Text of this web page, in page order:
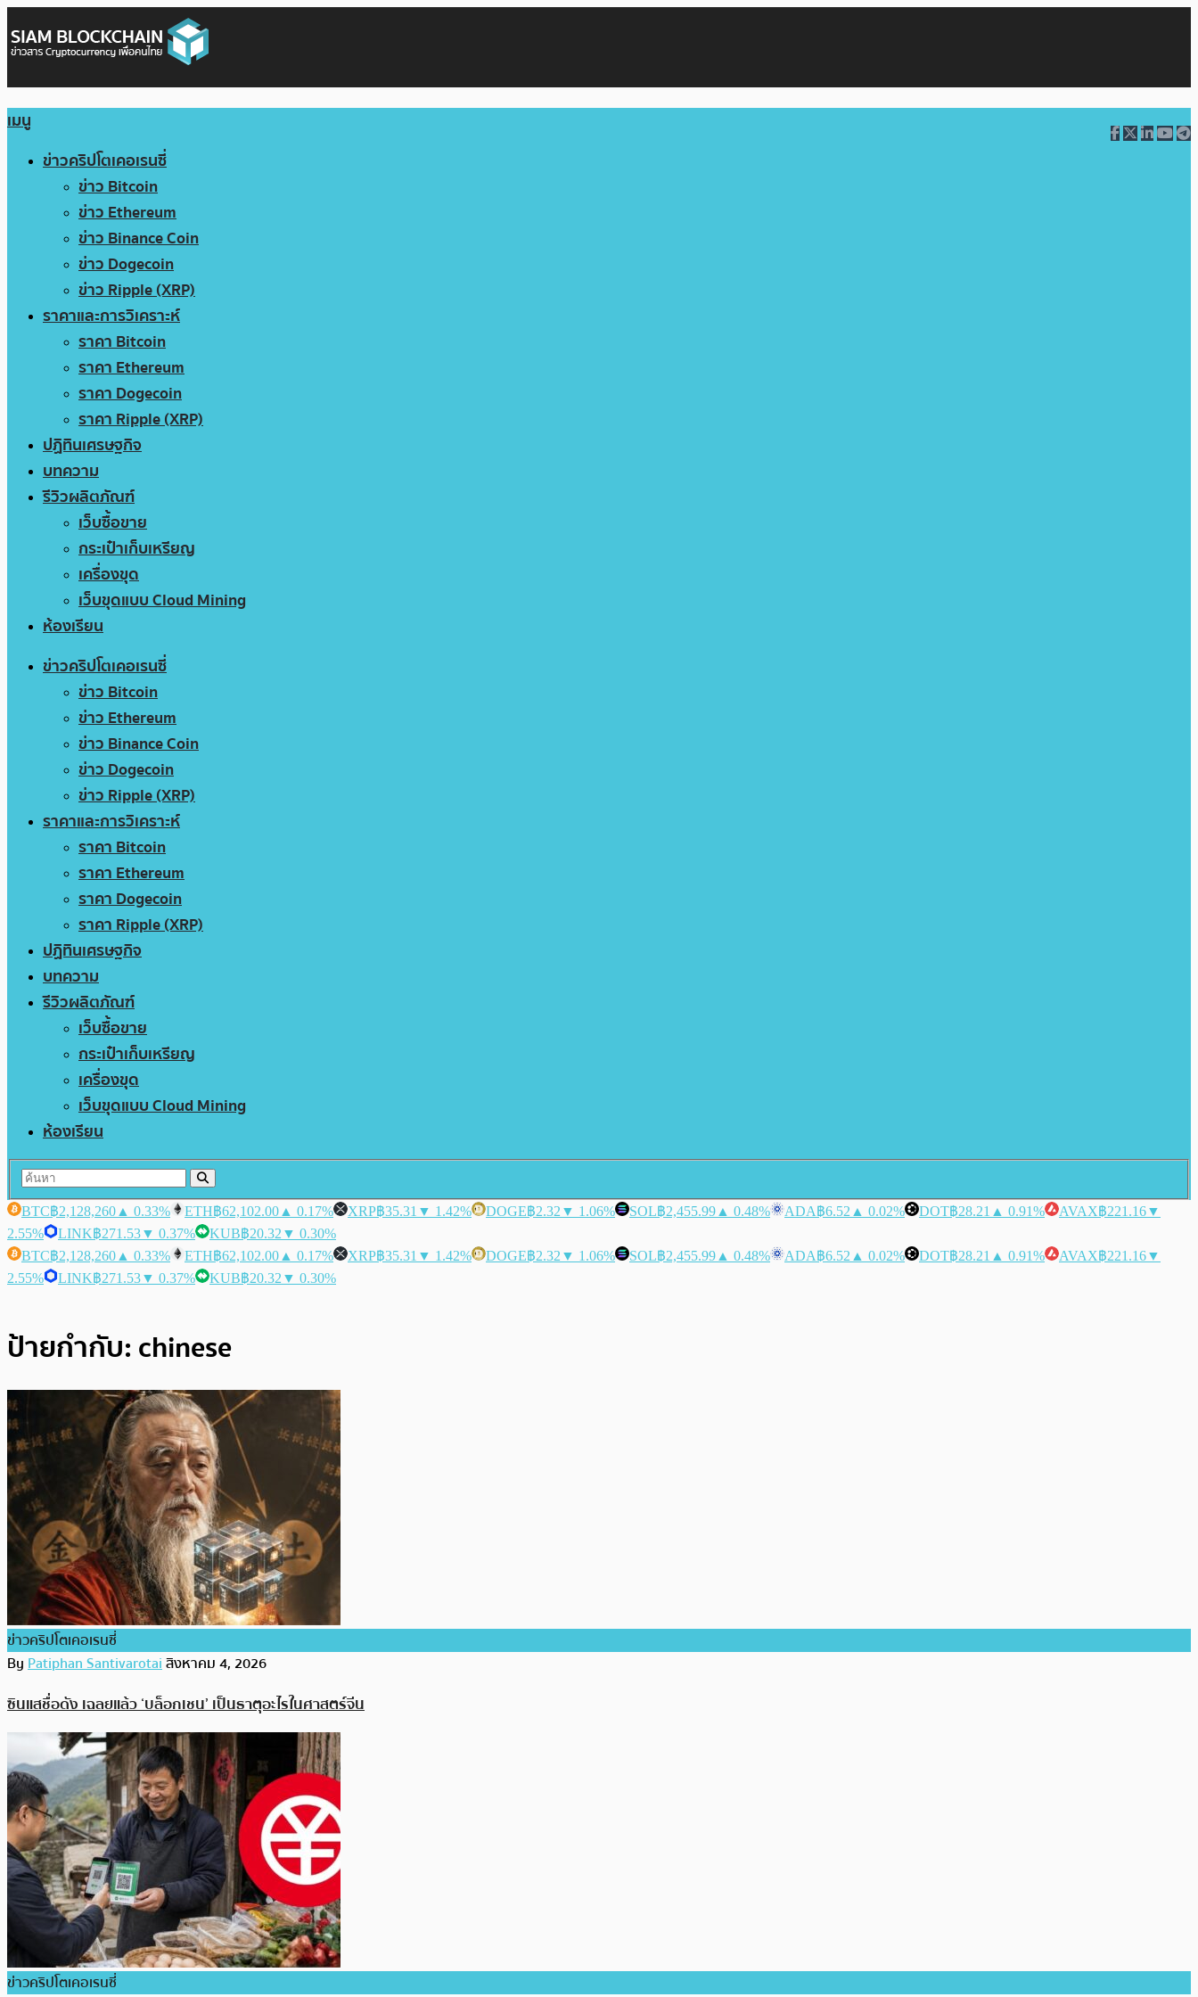
เมนู
ข่าวคริปโตเคอเรนซี่
ข่าว Bitcoin
ข่าว Ethereum
ข่าว Binance Coin
ข่าว Dogecoin
ข่าว Ripple (XRP)
ราคาและการวิเคราะห์
ราคา Bitcoin
ราคา Ethereum
ราคา Dogecoin
ราคา Ripple (XRP)
ปฏิทินเศรษฐกิจ
บทความ
รีวิวผลิตภัณฑ์
เว็บซื้อขาย
กระเป๋าเก็บเหรียญ
เครื่องขุด
เว็บขุดแบบ Cloud Mining
ห้องเรียน
ข่าวคริปโตเคอเรนซี่
ข่าว Bitcoin
ข่าว Ethereum
ข่าว Binance Coin
ข่าว Dogecoin
ข่าว Ripple (XRP)
ราคาและการวิเคราะห์
ราคา Bitcoin
ราคา Ethereum
ราคา Dogecoin
ราคา Ripple (XRP)
ปฏิทินเศรษฐกิจ
บทความ
รีวิวผลิตภัณฑ์
เว็บซื้อขาย
กระเป๋าเก็บเหรียญ
เครื่องขุด
เว็บขุดแบบ Cloud Mining
ห้องเรียน
BTC฿2,128,260 ▲ 0.33% ETH฿62,102.00 ▲ 0.17% XRP฿35.31 ▼ 1.42% DOGE฿2.32 ▼ 1.06% SOL฿2,455.99 ▲ 0.48% ADA฿6.52 ▲ 0.02% DOT฿28.21 ▲ 0.91% AVAX฿221.16▼
2.55%
LINK฿271.53▼ 0.37% KUB฿20.32 ▼ 0.30%
BTC฿2,128,260 ▲ 0.33% ETH฿62,102.00 ▲ 0.17% XRP฿35.31 ▼ 1.42% DOGE฿2.32 ▼ 1.06% SOL฿2,455.99 ▲ 0.48% ADA฿6.52 ▲ 0.02% DOT฿28.21 ▲ 0.91% AVAX฿221.16▼
2.55%
LINK฿271.53▼ 0.37% KUB฿20.32 ▼ 0.30%
ป้ายกำกับ: chinese
ข่าวคริปโตเคอเรนซี่
ByPatiphan Santivarotaiสิงหาคม 4, 2026
ซินแสชื่อดัง เฉลยแล้ว ‘บล็อกเชน’ เป็นธาตุอะไรในศาสตร์จีน
ข่าวคริปโตเคอเรนซี่